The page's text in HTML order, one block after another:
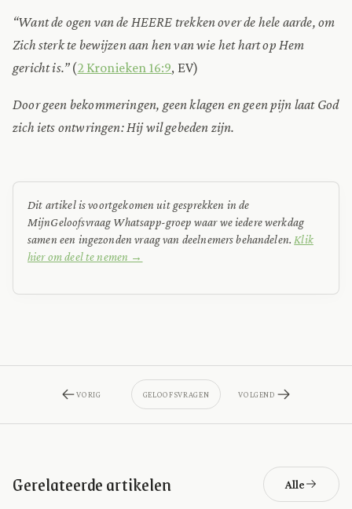
“Want de ogen van de HEERE trekken over de hele aarde, om
Zich sterk te bewijzen aan hen van wie het hart op Hem
gericht is.” (2 Kronieken 16:9, EV)
Door geen bekommeringen, geen klagen en geen pijn laat God
zich iets ontwringen: Hij wil gebeden zijn.
Dit artikel is voortgekomen uit gesprekken in de
MijnGeloofsvraag Whatsapp-groep waar we iedere werkdag
samen een ingezonden vraag van deelnemers behandelen. Klik
hier om deel te nemen →
VORIG GELOOFSVRAGEN VOLGEND
Gerelateerde artikelen Alle